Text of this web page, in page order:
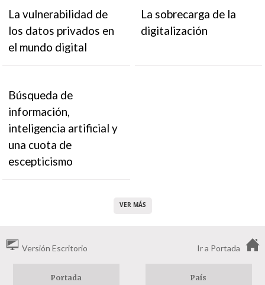
La vulnerabilidad de
los datos privados en
el mundo digital
La sobrecarga de la
digitalización
Búsqueda de
información,
inteligencia artificial y
una cuota de
escepticismo
VER MÁS
Versión Escritorio Ir a Portada
Portada País